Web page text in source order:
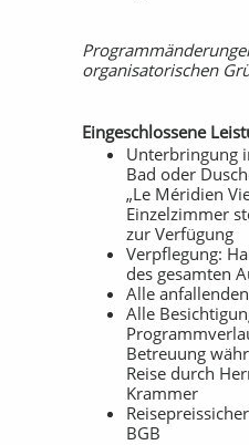
organisatorischen
Eingeschlossene
Unterbringung
Bad oder
„Le Méridien
Einzelzimmer
zur Verfügung
Verpflegung:
des gesamten
Alle
Alle
Betreuung
Reise durch
Krammer
BGB